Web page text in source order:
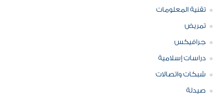
تقنية المعلومات
تمريض
جرافيكس
دراسات إسلامية
شبكات واتصالات
صيدلة